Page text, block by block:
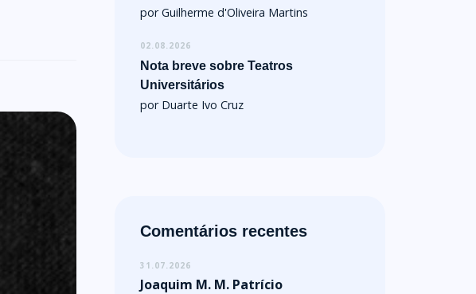
por Guilherme d'Oliveira Martins
02.08.2026
Nota breve sobre Teatros
Universitários
por Duarte Ivo Cruz
Comentários recentes
31.07.2026
Joaquim M. M. Patrício